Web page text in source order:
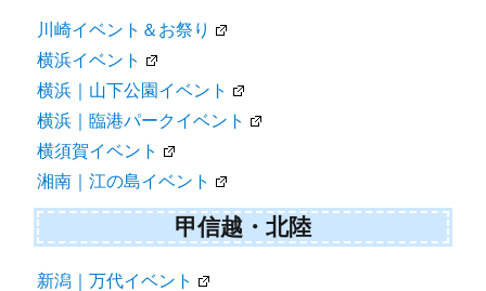
川崎イベント＆お祭り
横浜イベント
横浜｜山下公園イベント
横浜｜臨港パークイベント
横須賀イベント
湘南｜江の島イベント
甲信越・北陸
新潟｜万代イベント